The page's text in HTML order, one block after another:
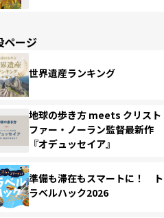
ページ
世界遺産ランキング
地球の歩き方 meets クリスト
ファー・ノーラン監督最新作
『オデュッセイア』
準備も滞在もスマートに！ ト
ラベルハック2026